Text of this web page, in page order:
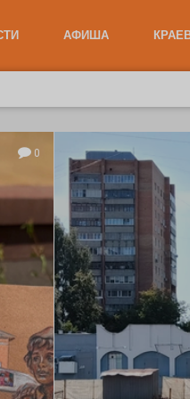
АФИША
0